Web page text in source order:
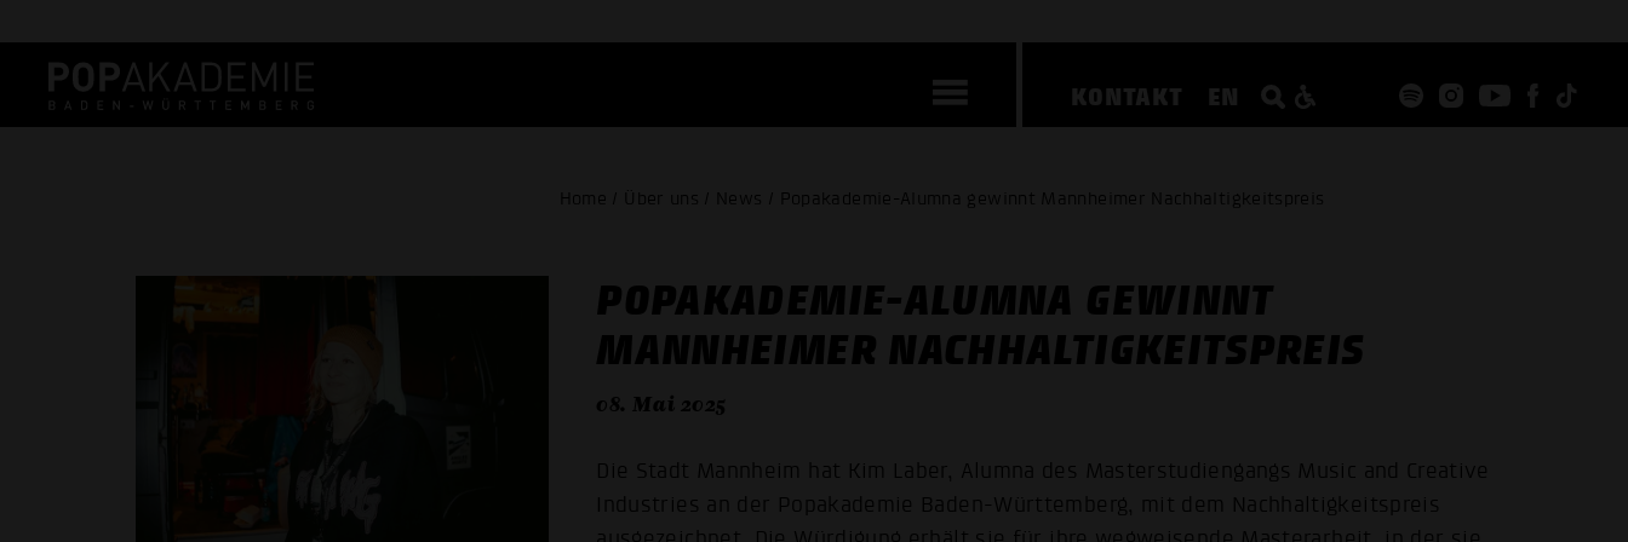
KONTAKT EN
Home / Über uns / News / Popakademie-Alumna gewinnt Mannheimer Nachhaltigkeitspreis
POPAKADEMIE-ALUMNA GEWINNT
MANNHEIMER NACHHALTIGKEITSPREIS
08. Mai 2025
Die Stadt Mannheim hat Kim Laber, Alumna des Masterstudiengangs Music and Creative
Industries an der Popakademie Baden-Württemberg, mit dem Nachhaltigkeitspreis